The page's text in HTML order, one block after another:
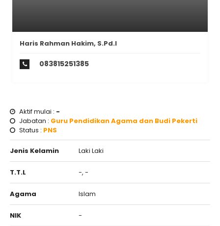
Haris Rahman Hakim, S.Pd.I
083815251385
Aktif mulai : -
Jabatan : Guru Pendidikan Agama dan Budi Pekerti
Status : PNS
Jenis Kelamin Laki Laki
T.T.L -, -
Agama Islam
NIK -